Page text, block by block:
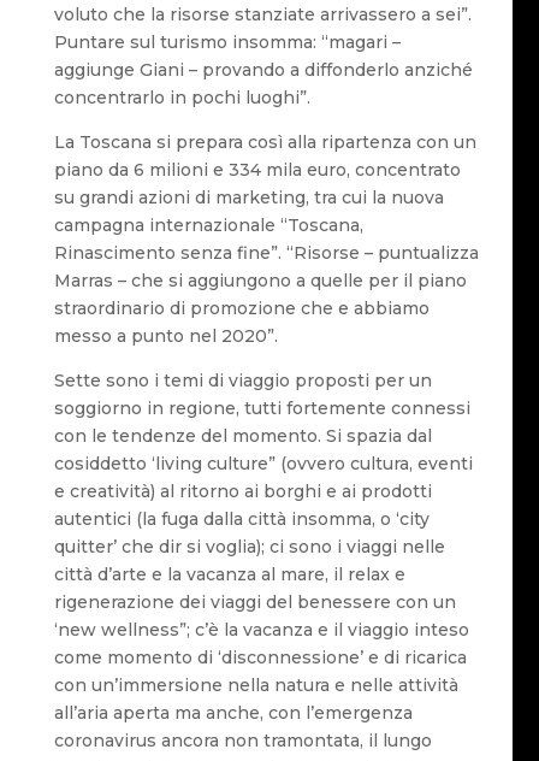
voluto che la risorse stanziate arrivassero a sei”.
Puntare sul turismo insomma: “magari –
aggiunge Giani – provando a diffonderlo anziché
concentrarlo in pochi luoghi”.
La Toscana si prepara così alla ripartenza con un
piano da 6 milioni e 334 mila euro, concentrato
su grandi azioni di marketing, tra cui la nuova
campagna internazionale “Toscana,
Rinascimento senza fine”. “Risorse – puntualizza
Marras – che si aggiungono a quelle per il piano
straordinario di promozione che e abbiamo
messo a punto nel 2020”.
Sette sono i temi di viaggio proposti per un
soggiorno in regione, tutti fortemente connessi
con le tendenze del momento. Si spazia dal
cosiddetto ‘living culture” (ovvero cultura, eventi
e creatività) al ritorno ai borghi e ai prodotti
autentici (la fuga dalla città insomma, o ‘city
quitter’ che dir si voglia); ci sono i viaggi nelle
città d’arte e la vacanza al mare, il relax e
rigenerazione dei viaggi del benessere con un
‘new wellness”; c’è la vacanza e il viaggio inteso
come momento di ‘disconnessione’ e di ricarica
con un’immersione nella natura e nelle attività
all’aria aperta ma anche, con l’emergenza
coronavirus ancora non tramontata, il lungo